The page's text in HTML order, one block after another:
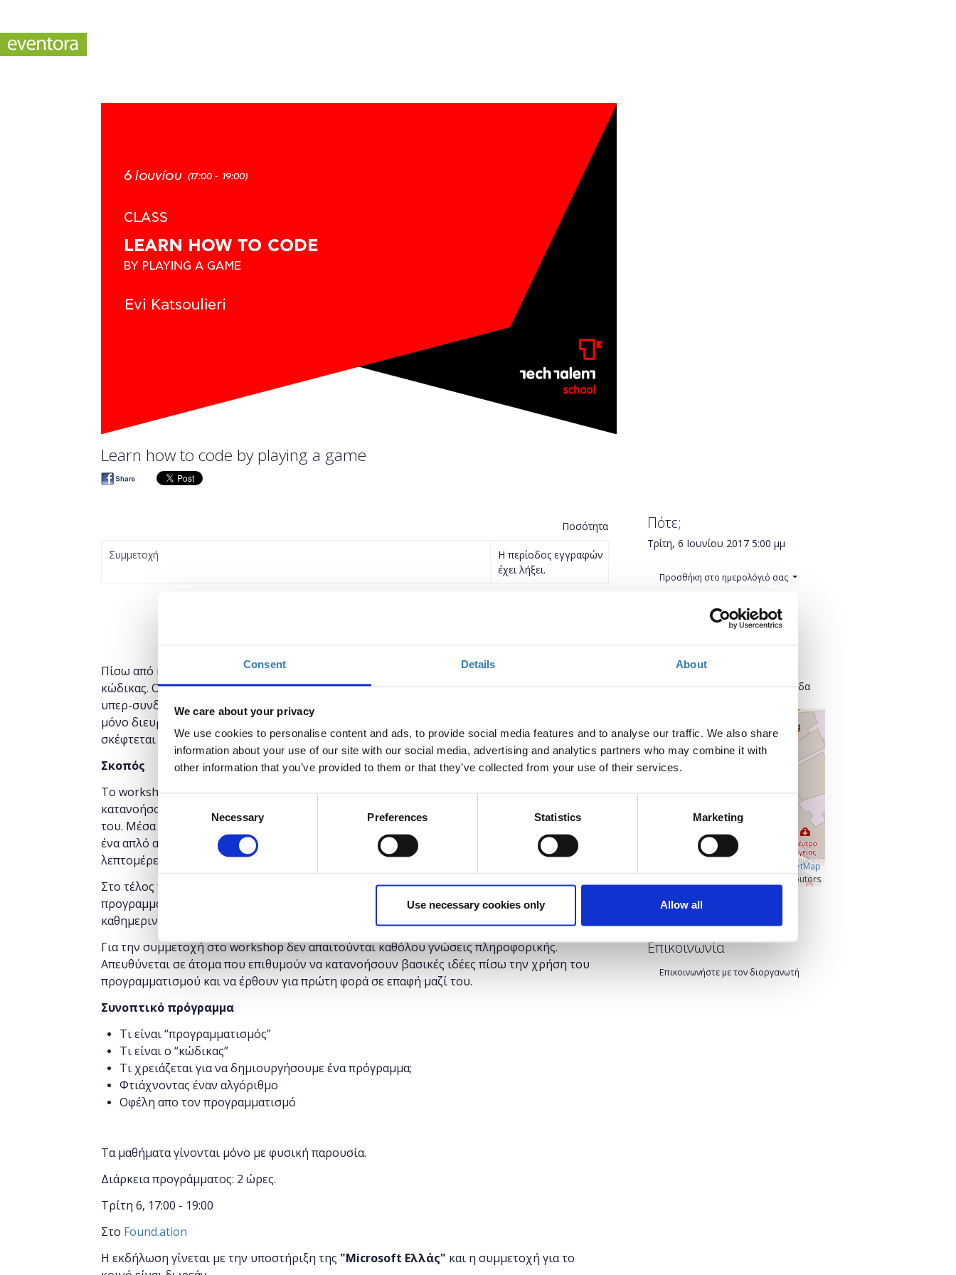
Consent Details About
We care about your privacy
We use cookies to personalise content and ads, to provide social media features and to analyse our traffic. We also share
information about your use of our site with our social media, advertising and analytics partners who may combine it with
other information that you’ve provided to them or that they’ve collected from your use of their services.
Necessary Preferences Statistics Marketing
Use necessary cookies only Allow all
Learn how to code by playing a game
Ποσότητα
Συμμετοχή
Η περίοδος εγγραφών
έχει λήξει.
Πίσω από κάθε αλληλεπίδραση ανάμεσα σε ανθρώπους και υπολογιστές υπάρχει ένας
κώδικας. Ο προγραμματισμός είναι παντού και είναι καθοριστικός για την κατανόηση ενός
υπερ-συνδεδεμένου κόσμου. Όταν κάποιος αποκτά βασικές γνώσεις προγραμματισμού, όχι
μόνο διευρύνει τις δυνατότητες που του παρέχει η τεχνολογία αλλά και αρχίζει να
σκέφτεται πιο μεθοδικά για την επίλυση καθημερινών προβλημάτων.
Σκοπός
Το workshop αυτό έχει στόχο να δώσει την δυνατότητα στους συμμετέχοντες να
κατανοήσουν βασικές αρχές του προγραμματισμού και να αντιληφθούν τα οφέλη της χρήσης
του. Μέσα απο μια βιωματική άσκηση θα δούμε πώς λειτουργεί ένα πρόγραμμα φτιάχνοντας
ένα απλό αλγόριθμο. Το παιχνίδι θα βοηθήσει να κατανοήσουμε με περισσότερη
λεπτομέρεια τι χρειάζεται για να γράψουμε οι ίδιοι ένα πρόγραμμα.
Στο τέλος του σεμιναρίου, οι συμμετέχοντες θα έχουν εξοικειωθεί με βασικό λεξιλόγιο του
προγραμματισμού και θα μάθουν πώς η χρήση του έχει βελτιώσει πρακτικά την
καθημερινότητα μας.
Για την συμμετοχή στο workshop δεν απαιτούνται καθόλου γνώσεις πληροφορικής.
Απευθύνεται σε άτομα που επιθυμούν να κατανοήσουν βασικές ιδέες πίσω την χρήση του
προγραμματισμού και να έρθουν για πρώτη φορά σε επαφή μαζί του.
Συνοπτικό πρόγραμμα
Τι είναι “προγραμματισμός”
Τι είναι ο “κώδικας”
Τι χρειάζεται για να δημιουργήσουμε ένα πρόγραμμα;
Φτιάχνοντας έναν αλγόριθμο
Οφέλη απο τον προγραμματισμό
Τα μαθήματα γίνονται μόνο με φυσική παρουσία.
Διάρκεια προγράμματος: 2 ώρες.
Τρίτη 6, 17:00 - 19:00
Στο Found.ation
Η εκδήλωση γίνεται με την υποστήριξη της "Microsoft Ελλάς" και η συμμετοχή για το
Πότε;
Τρίτη, 6 Ιουνίου 2017 5:00 μμ
Προσθήκη στο ημερολόγιό σας
118 54 Αθήνα
Κεντρικός Τομέας Αθηνών, Ελλάδα
–
OpenStreetMap
contributors
Προβολή μεγαλύτερου χάρτη
Επικοινωνία
Επικοινωνήστε με τον διοργανωτή